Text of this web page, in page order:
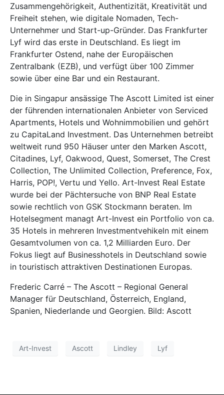
Zusammengehörigkeit, Authentizität, Kreativität und
Freiheit stehen, wie digitale Nomaden, Tech-
Unternehmer und Start-up-Gründer. Das Frankfurter
Lyf wird das erste in Deutschland. Es liegt im
Frankfurter Ostend, nahe der Europäischen
Zentralbank (EZB), und verfügt über 100 Zimmer
sowie über eine Bar und ein Restaurant.
Die in Singapur ansässige The Ascott Limited ist einer
der führenden internationalen Anbieter von Serviced
Apartments, Hotels und Wohnimmobilien und gehört
zu CapitaLand Investment. Das Unternehmen betreibt
weltweit rund 950 Häuser unter den Marken Ascott,
Citadines, Lyf, Oakwood, Quest, Somerset, The Crest
Collection, The Unlimited Collection, Preference, Fox,
Harris, POP!, Vertu und Yello. Art-Invest Real Estate
wurde bei der Pächtersuche von BNP Real Estate
sowie rechtlich von GSK Stockmann beraten. Im
Hotelsegment managt Art-Invest ein Portfolio von ca.
35 Hotels in mehreren Investmentvehikeln mit einem
Gesamtvolumen von ca. 1,2 Milliarden Euro. Der
Fokus liegt auf Businesshotels in Deutschland sowie
in touristisch attraktiven Destinationen Europas.
Frederic Carré – The Ascott – Regional General
Manager für Deutschland, Österreich, England,
Spanien, Niederlande und Georgien. Bild: Ascott
Art-Invest Ascott Lindley Lyf